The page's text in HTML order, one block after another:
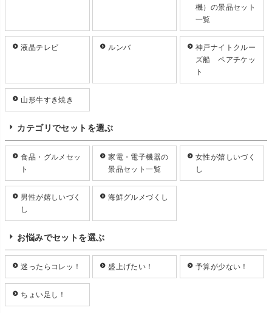
機）の景品セット
一覧
液晶テレビ ルンバ
神戸ナイトクルー
ズ船 ペアチケッ
ト
山形牛すき焼き
カテゴリでセットを選ぶ
食品・グルメセッ
ト
家電・電子機器の
景品セット一覧
女性が嬉しいづく
し
男性が嬉しいづく
し
海鮮グルメづくし
お悩みでセットを選ぶ
迷ったらコレッ！ 盛上げたい！ 予算が少ない！
ちょい足し！